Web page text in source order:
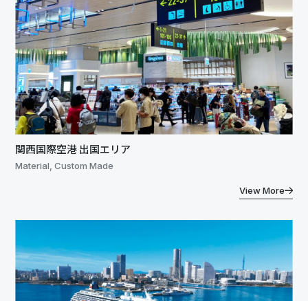
関西国際空港 出国エリア
Material, Custom Made
View More